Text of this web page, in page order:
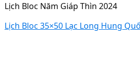
Lịch Bloc Năm Giáp Thìn 2024
Lịch Bloc 35×50 Lạc Long Hung